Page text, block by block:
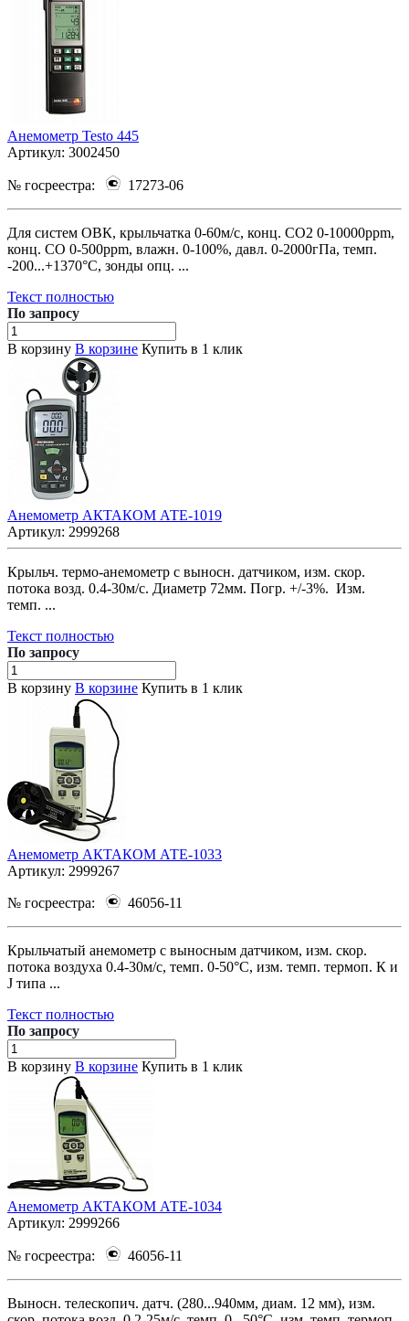
Анемометр Testo 445
Артикул: 3002450
№ госреестра: 17273-06
Для систем ОВК, крыльчатка 0-60м/с, конц. CO2 0-10000ppm,
конц. CO 0-500ppm, влажн. 0-100%, давл. 0-2000гПа, темп.
-200...+1370°С, зонды опц. ...
Текст полностью
По запросу
В корзину В корзине Купить в 1 клик
Анемометр АКТАКОМ АТЕ-1019
Артикул: 2999268
Крыльч. термо-анемометр с выносн. датчиком, изм. скор.
потока возд. 0.4-30м/с. Диаметр 72мм. Погр. +/-3%. Изм.
темп. ...
Текст полностью
По запросу
В корзину В корзине Купить в 1 клик
Анемометр АКТАКОМ АТЕ-1033
Артикул: 2999267
№ госреестра: 46056-11
Крыльчатый анемометр с выносным датчиком, изм. скор.
потока воздуха 0.4-30м/с, темп. 0-50°С, изм. темп. термоп. К и
J типа ...
Текст полностью
По запросу
В корзину В корзине Купить в 1 клик
Анемометр АКТАКОМ АТЕ-1034
Артикул: 2999266
№ госреестра: 46056-11
Выносн. телескопич. датч. (280...940мм, диам. 12 мм), изм.